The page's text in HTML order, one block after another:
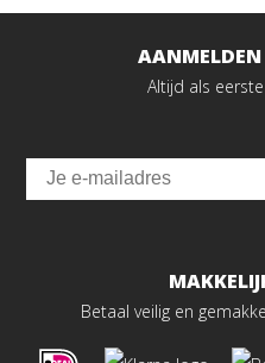
AANMELDEN
Altijd als
Email
Betaal veilig en